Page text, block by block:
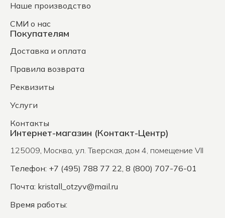
Наше производство
СМИ о нас
Покупателям
Доставка и оплата
Правила возврата
Реквизиты
Услуги
Контакты
Интернет-магазин (Контакт-Центр)
125009, Москва, ул. Тверская, дом 4, помещение VII
Телефон: +7 (495) 788 77 22, 8 (800) 707-76-01
Почта: kristall_otzyv@mail.ru
Время работы: